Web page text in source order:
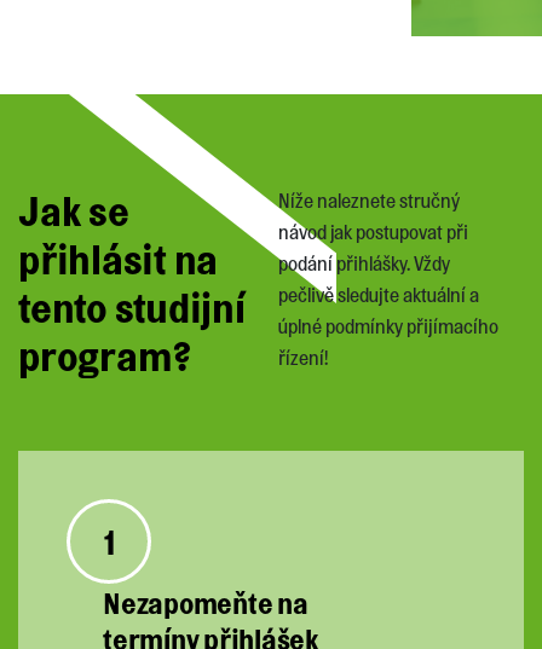
Jak se
přihlásit na
tento studijní
program?
Níže naleznete stručný
návod jak postupovat při
podání přihlášky. Vždy
pečlivě sledujte aktuální a
úplné podmínky přijímacího
řízení!
1
Nezapomeňte na
termíny přihlášek